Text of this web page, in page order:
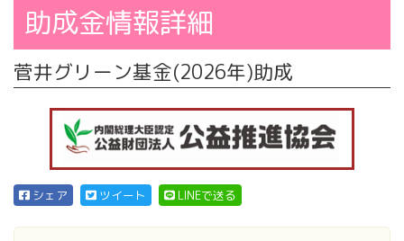
助成金情報詳細
菅井グリーン基金(2026年)助成
シェア ツイート LINEで送る